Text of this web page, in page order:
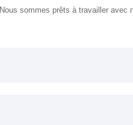
Nous sommes prêts à travailler avec